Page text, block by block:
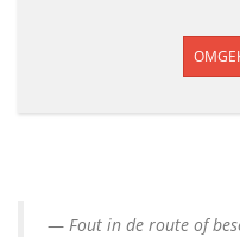
Fout in de route of